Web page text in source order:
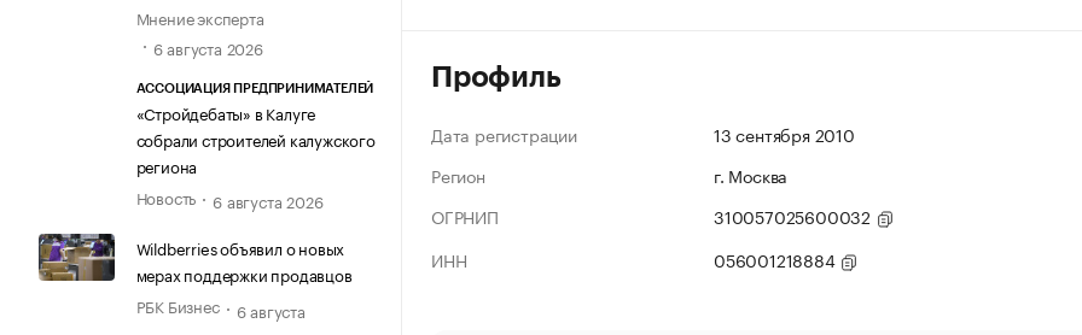
Мнение эксперта
6 августа 2026
АССОЦИАЦИЯ ПРЕДПРИНИМАТЕЛЕЙ
«Стройдебаты» в Калуге
собрали строителей калужского
региона
Новость
6 августа 2026
Wildberries объявил о новых
мерах поддержки продавцов
РБК Бизнес
6 августа
Профиль
Дата регистрации
13 сентября 2010
Регион
г. Москва
ОГРНИП
310057025600032
ИНН
056001218884